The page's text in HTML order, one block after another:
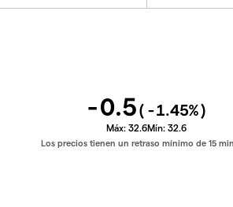
-0.5( -1.45%)
Máx: 32.6Mín: 32.6
Los precios tienen un retraso mínimo de 15